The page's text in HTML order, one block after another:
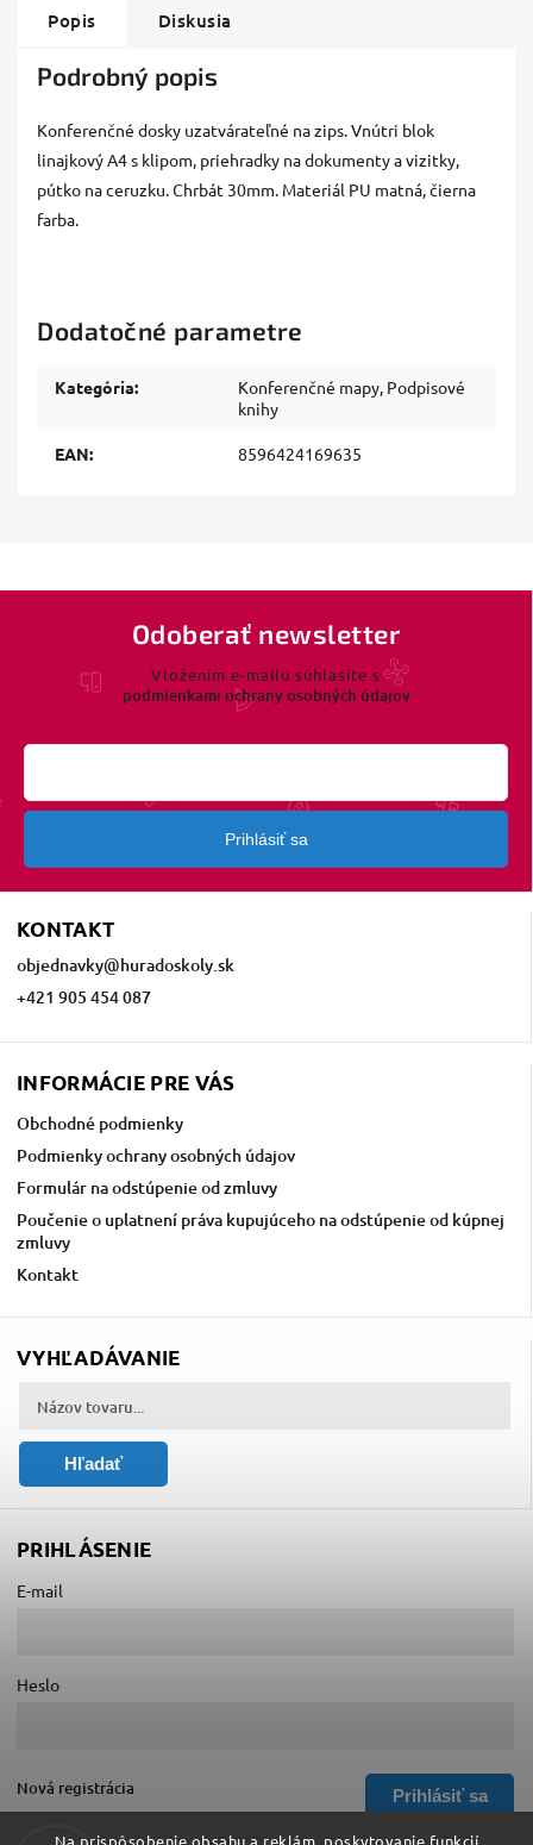
Na prispôsobenie obsahu a reklám, poskytovanie funkcií
Popis Diskusia
Podrobný popis
Konferenčné dosky uzatvárateľné na zips. Vnútri blok
linajkový A4 s klipom, priehradky na dokumenty a vizitky,
pútko na ceruzku. Chrbát 30mm. Materiál PU matná, čierna
farba.
Dodatočné parametre
Kategória:
Konferenčné mapy, Podpisové
knihy
EAN: 8596424169635
KONTAKT
objednavky@huradoskoly.sk
+421 905 454 087
INFORMÁCIE PRE VÁS
Obchodné podmienky
Podmienky ochrany osobných údajov
Formulár na odstúpenie od zmluvy
Poučenie o uplatnení práva kupujúceho na odstúpenie od kúpnej
zmluvy
Kontakt
Odoberať newsletter
Vložením e-mailu súhlasíte s
podmienkami ochrany osobných údajov
Prihlásiť sa
VYHĽADÁVANIE
Hľadať
PRIHLÁSENIE
E-mail
Heslo
Prihlásiť sa
Nová registrácia
Zabudnuté heslo